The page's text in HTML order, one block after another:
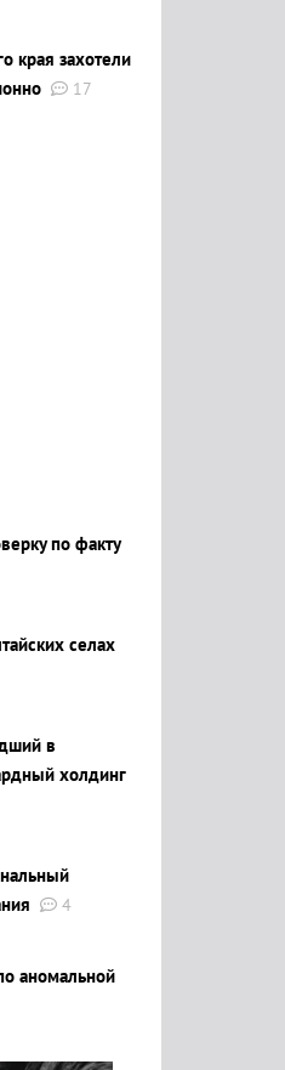
края захотели
17
по факту
селах
в
холдинг
4
аномальной